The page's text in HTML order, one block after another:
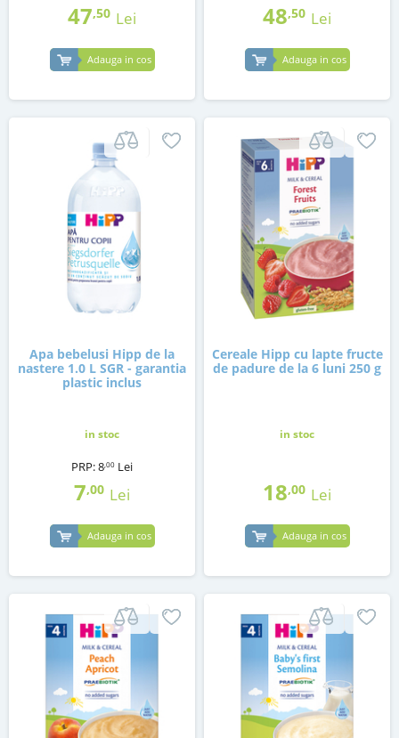
47,50 Lei
Adauga in cos
48,50 Lei
Adauga in cos
Apa bebelusi Hipp de la
nastere 1.0 L SGR - garantia
plastic inclus
in stoc
PRP:8,00 Lei
7,00 Lei
Adauga in cos
Cereale Hipp cu lapte fructe
de padure de la 6 luni 250 g
in stoc
18,00 Lei
Adauga in cos